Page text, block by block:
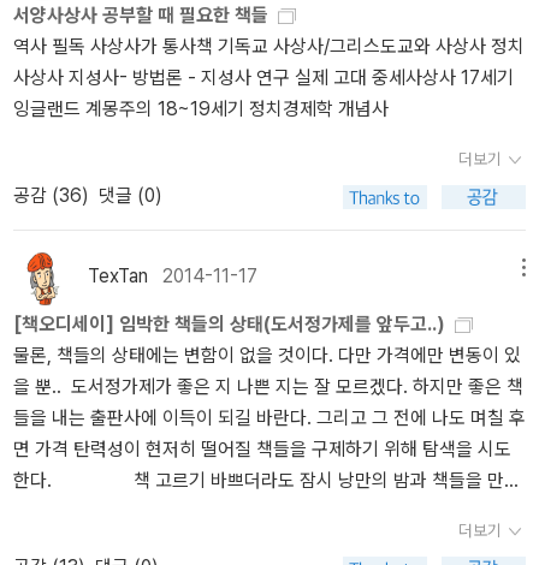
서양사상사 공부할 때 필요한 책들
역사 필독 사상사가 통사책 기독교 사상사/그리스도교와 사상사 정치
사상사 지성사- 방법론 - 지성사 연구 실제 고대 중세사상사 17세기
잉글랜드 계몽주의 18~19세기 정치경제학 개념사
더보기
공감 (36) 댓글 (0)
TexTan 2014-11-17
[책오디세이] 임박한 책들의 상태(도서정가제를 앞두고..)
물론, 책들의 상태에는 변함이 없을 것이다. 다만 가격에만 변동이 있
을 뿐.. 도서정가제가 좋은 지 나쁜 지는 잘 모르겠다. 하지만 좋은 책
들을 내는 출판사에 이득이 되길 바란다. 그리고 그 전에 나도 며칠 후
면 가격 탄력성이 현저히 떨어질 책들을 구제하기 위해 탐색을 시도
한다. 책 고르기 바쁘더라도 잠시 낭만의 밤과 책들을 만나
사>와 <나의 그림 읽기>를 가지고 있다. 어느 정도는 보르헤스의 피
더보기